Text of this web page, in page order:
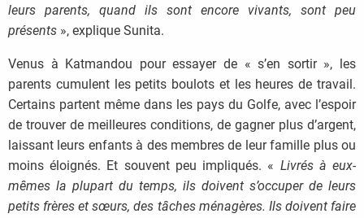
leurs parents, quand ils sont encore vivants, sont peu
présents », explique Sunita.
Venus à Katmandou pour essayer de « s’en sortir », les
parents cumulent les petits boulots et les heures de travail.
Certains partent même dans les pays du Golfe, avec l’espoir
de trouver de meilleures conditions, de gagner plus d’argent,
laissant leurs enfants à des membres de leur famille plus ou
moins éloignés. Et souvent peu impliqués. « Livrés à eux-
mêmes la plupart du temps, ils doivent s’occuper de leurs
petits frères et sœurs, des tâches ménagères. Ils doivent faire